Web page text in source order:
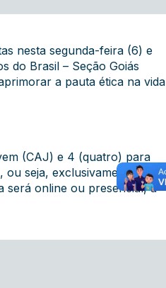
nesta segunda-feira (6) e
do Brasil – Seção Goiás
a pauta ética na vida
(CAJ) e 4 (quatro) para
ou seja, exclusivamente para
será online ou presencial, a